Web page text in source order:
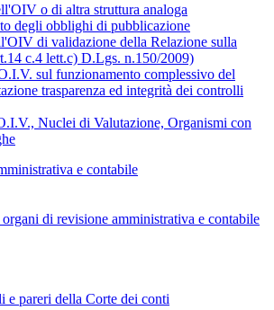
o di altra struttura analoga
degli obblighi di pubblicazione
di validazione della Relazione sulla
c.4 lett.c) D.Lgs. n.150/2009)
sul funzionamento complessivo del
trasparenza ed integrità dei controlli
Nuclei di Valutazione, Organismi con
e contabile
di revisione amministrativa e contabile
e pareri della Corte dei conti